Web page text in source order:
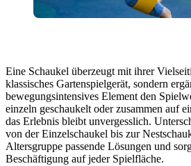
Eine Schaukel überzeugt mit ihrer
klassisches Gartenspielgerät, sondern
bewegungsintensives Element den
einzeln geschaukelt oder zusammen auf
das Erlebnis bleibt unvergesslich.
von der Einzelschaukel bis zur
Altersgruppe passende Lösungen und
Beschäftigung auf jeder Spielfläche.